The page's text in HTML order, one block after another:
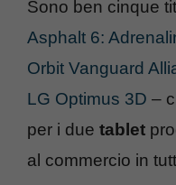
Sono ben cinque
Asphalt 6:
Orbit Vanguard
LG Optimus 3D –
per i due tablet
al commercio in